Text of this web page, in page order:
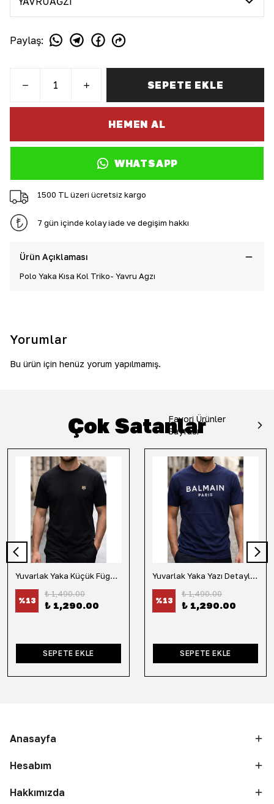
Paylaş:
SEPETE EKLE
HEMEN AL
WHATSAPP
1500 TL üzeri ücretsiz kargo
7 gün içinde kolay iade ve değişim hakkı
Ürün Açıklaması
Polo Yaka Kısa Kol Triko- Yavru Ağzı
Yorumlar
Bu ürün için henüz yorum yapılmamış.
Çok Satanlar
Favori Ürünler
Sayfası
Yuvarlak Yaka Küçük Fügür Detaylı Tişört-Siyah
%13
₺ 1,490.00
₺ 1,290.00
SEPETE EKLE
Yuvarlak Yaka Yazı Detaylı Tişört-Lacivert
%13
₺ 1,490.00
₺ 1,290.00
SEPETE EKLE
Anasayfa
Hesabım
Hakkımızda